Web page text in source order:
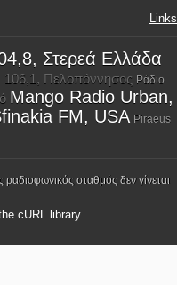
Links
Στερεά Ελλάδα
106,1, Πελοπόννησος Ράδιο
Mango Radio Urban,
FM, USA Piraeus
σταθμός δεν γίνεται
cURL library.